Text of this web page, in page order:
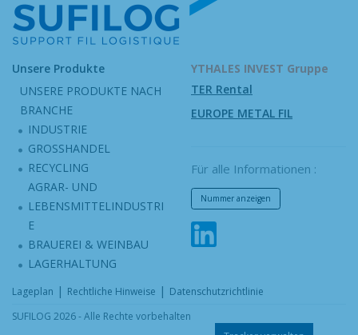
Unsere Produkte
UNSERE PRODUKTE NACH
BRANCHE
INDUSTRIE
GROSSHANDEL
RECYCLING
AGRAR- UND
LEBENSMITTELINDUSTRI
E
BRAUEREI & WEINBAU
LAGERHALTUNG
YTHALES INVEST Gruppe
TER Rental
EUROPE METAL FIL
Für alle Informationen :
Nummer anzeigen
Lageplan | Rechtliche Hinweise | Datenschutzrichtlinie
SUFILOG 2026 - Alle Rechte vorbehalten